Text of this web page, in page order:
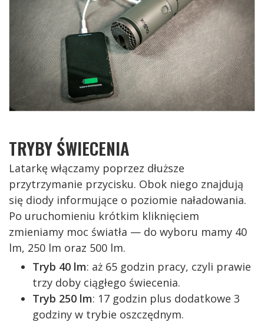
TRYBY ŚWIECENIA
Latarkę włączamy poprzez dłuższe
przytrzymanie przycisku. Obok niego znajdują
się diody informujące o poziomie naładowania.
Po uruchomieniu krótkim kliknięciem
zmieniamy moc światła — do wyboru mamy 40
lm, 250 lm oraz 500 lm.
Tryb 40 lm: aż 65 godzin pracy, czyli prawie
trzy doby ciągłego świecenia.
Tryb 250 lm: 17 godzin plus dodatkowe 3
godziny w trybie oszczędnym.